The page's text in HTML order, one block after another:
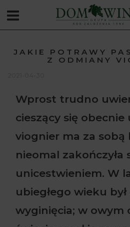
JAKIE POTRAWY
Z ODMIANY
Wprost trudno
cieszący się obecnie
viognier ma za sobą
nieomal zakończyła
unicestwieniem. W
ubiegłego wieku
wyginięcia; w owym